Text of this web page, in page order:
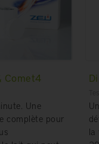
Comet4
Une
complète pour
la